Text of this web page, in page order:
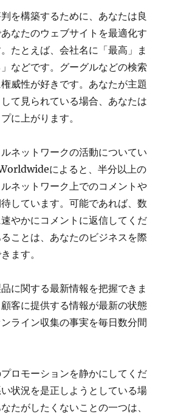
を構築するために、あなたは良
なたのウェブサイトを最適化す
たとえば、会社名に「最高」ま
などです。グーグルなどの検索
威性が好きです。あなたが主題
て見られている場合、あなたは
に上がります。
ネットワークの活動についてい
によると、半分以上の
ネットワーク上でのコメントや
しています。可能であれば、数
やかにコメントに返信してくだ
ことは、あなたのビジネスを際
ます。
に関する最新情報を把握できま
客に提供する情報が最新の状態
ライン収集の事実を毎日数分間
ロモーションを静かにしてくだ
状況を是正しようとしている場
たがしたくないことの一つは、